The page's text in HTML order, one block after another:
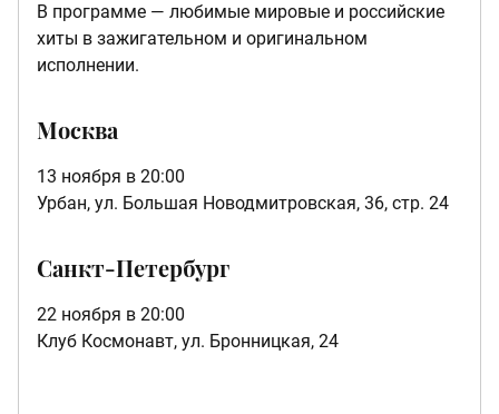
В программе — любимые мировые и российские
хиты в зажигательном и оригинальном
исполнении.
Москва
13 ноября в 20:00
Урбан, ул. Большая Новодмитровская, 36, стр. 24
Санкт-Петербург
22 ноября в 20:00
Клуб Космонавт, ул. Бронницкая, 24